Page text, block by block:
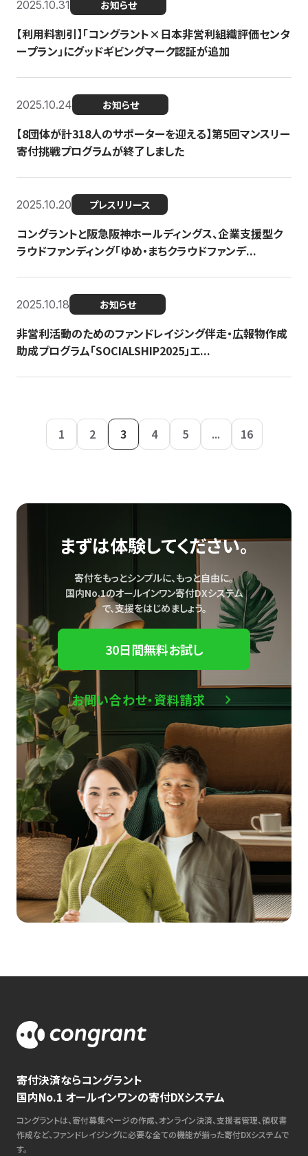
2025.10.31 お知らせ
【利用料割引】「コングラント×日本非営利組織評価センタ
ープラン」にグッドギビングマーク認証が追加
2025.10.24 お知らせ
【8団体が計318人のサポーターを迎える】​​第5回マンスリー
寄付挑戦プログラムが終了しました
2025.10.20 プレスリリース
コングラントと阪急阪神ホールディングス、企業支援型ク
ラウドファンディング「ゆめ・まちクラウドファンデ...
2025.10.18 お知らせ
非営利活動のためのファンドレイジング伴走・広報物作成
助成プログラム「SOCIALSHIP2025」エ...
1 2 3 4 5 ... 16
まずは体験してください。
寄付をもっとシンプルに、もっと自由に。
国内No.1のオールインワン寄付DXシステム
で、支援をはじめましょう。
30日間無料お試し
お問い合わせ・資料請求
寄付決済ならコングラント
国内No.1 オールインワンの寄付DXシステム
コングラントは、寄付募集ページの作成、オンライン決済、支援者管理、領収書
作成など、ファンドレイジングに必要な全ての機能が揃った寄付DXシステムで
す。